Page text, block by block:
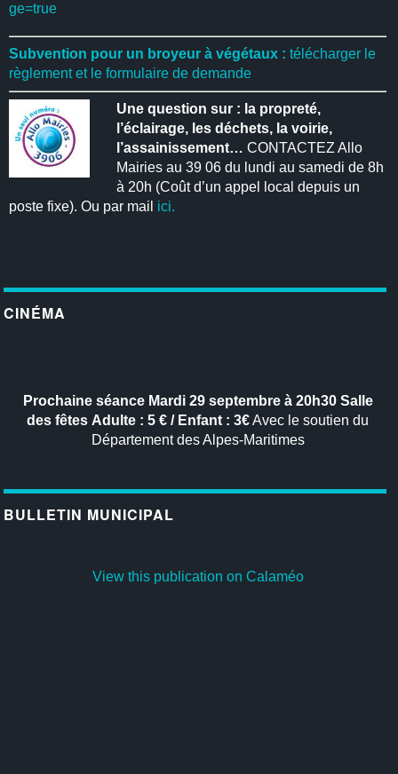
ge=true
Subvention pour un broyeur à végétaux : télécharger le
règlement et le formulaire de demande
Une question sur : la propreté,
l’éclairage, les déchets, la voirie,
l’assainissement… CONTACTEZ Allo
Mairies au 39 06 du lundi au samedi de 8h
à 20h (Coût d’un appel local depuis un
poste fixe). Ou par mail ici.
CINÉMA
Prochaine séanceMardi 29 septembre à 20h30 Salle
des fêtes Adulte : 5 € / Enfant : 3€Avec le soutien du
Département des Alpes-Maritimes
BULLETIN MUNICIPAL
View this publication on Calaméo